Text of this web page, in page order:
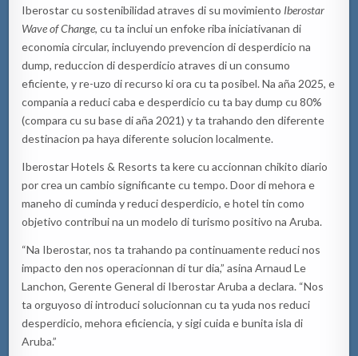
Iberostar cu sostenibilidad atraves di su movimiento Iberostar
Wave of Change, cu ta inclui un enfoke riba iniciativanan di
economia circular, incluyendo prevencion di desperdicio na
dump, reduccion di desperdicio atraves di un consumo
eficiente, y re-uzo di recurso ki ora cu ta posibel. Na aña 2025, e
compania a reduci caba e desperdicio cu ta bay dump cu 80%
(compara cu su base di aña 2021) y ta trahando den diferente
destinacion pa haya diferente solucion localmente.
Iberostar Hotels & Resorts ta kere cu accionnan chikito diario
por crea un cambio significante cu tempo. Door di mehora e
maneho di cuminda y reduci desperdicio, e hotel tin como
objetivo contribui na un modelo di turismo positivo na Aruba.
“Na Iberostar, nos ta trahando pa continuamente reduci nos
impacto den nos operacionnan di tur dia,” asina Arnaud Le
Lanchon, Gerente General di Iberostar Aruba a declara. “Nos
ta orguyoso di introduci solucionnan cu ta yuda nos reduci
desperdicio, mehora eficiencia, y sigi cuida e bunita isla di
Aruba.”